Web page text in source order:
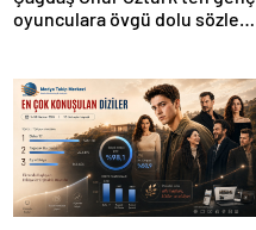
oyunculara övgü dolu sözler: